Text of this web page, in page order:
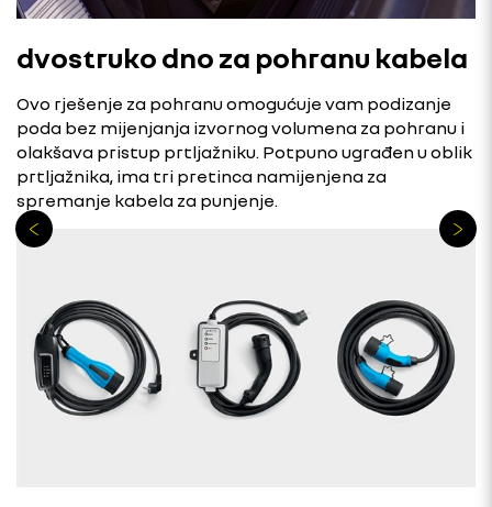
dvostruko dno za pohranu kabela
Ovo rješenje za pohranu omogućuje vam podizanje
poda bez mijenjanja izvornog volumena za pohranu i
olakšava pristup prtljažniku. Potpuno ugrađen u oblik
prtljažnika, ima tri pretinca namijenjena za
spremanje kabela za punjenje.